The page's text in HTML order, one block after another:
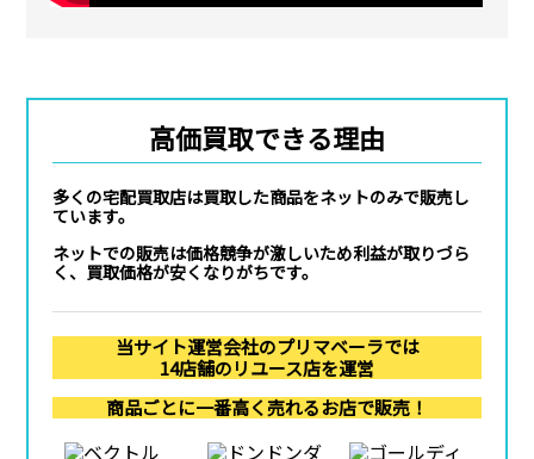
高価買取できる理由
多くの宅配買取店は買取した商品をネットのみで販売し
ています。
ネットでの販売は価格競争が激しいため利益が取りづら
く、買取価格が安くなりがちです。
当サイト運営会社のプリマベーラでは
14店舗のリユース店を運営
商品ごとに一番高く売れるお店で販売！